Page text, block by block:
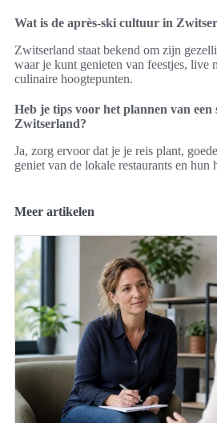
Wat is de après-ski cultuur in
Zwitserland staat bekend om zijn
waar je kunt genieten van feestjes, live
culinaire hoogtepunten.
Heb je tips voor het plannen van een
Zwitserland?
Ja, zorg ervoor dat je je reis plant,
geniet van de lokale restaurants en hun
Meer artikelen